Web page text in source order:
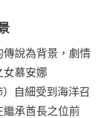
傳說為背景，劇情
女慕安娜
自細受到海洋召
承酋長之位前